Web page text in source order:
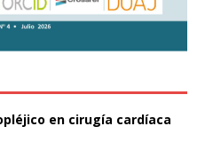
en cirugía cardíaca